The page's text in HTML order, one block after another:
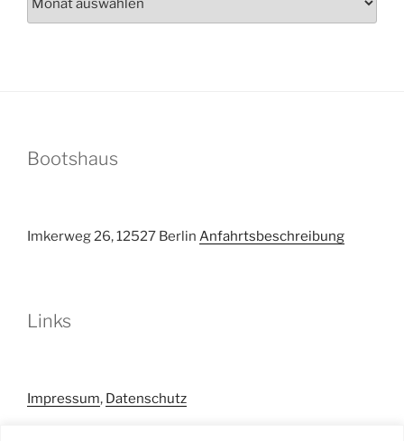
Bootshaus
Imkerweg 26, 12527 Berlin Anfahrtsbeschreibung
Links
Impressum, Datenschutz